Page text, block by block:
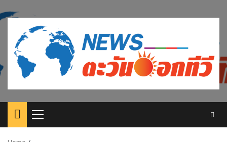
to
content
Primary
Menu